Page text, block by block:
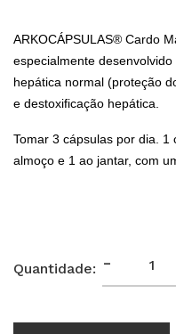
ARKOCÁPSULAS® Cardo
especialmente
hepática normal (proteção
e destoxificação hepática.
Tomar 3 cápsulas por dia.
almoço e 1 ao jantar, com
Quantidade: -